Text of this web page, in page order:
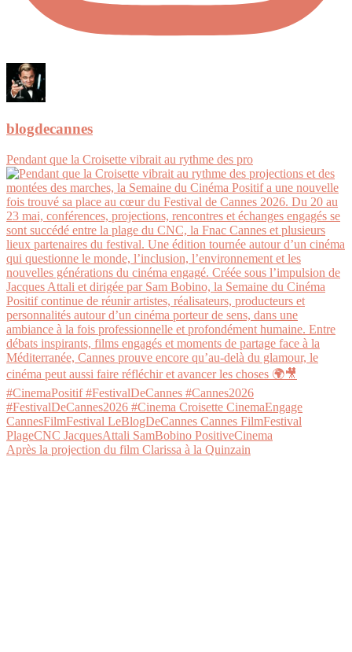
blogdecannes
Pendant que la Croisette vibrait au rythme des pro
Après la projection du film Clarissa à la Quinzain